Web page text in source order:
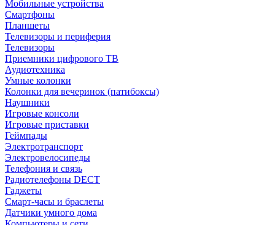
Мобильные устройства
Смартфоны
Планшеты
Телевизоры и периферия
Телевизоры
Приемники цифрового ТВ
Аудиотехника
Умные колонки
Колонки для вечеринок (патибоксы)
Наушники
Игровые консоли
Игровые приставки
Геймпады
Электротранспорт
Электровелосипеды
Телефония и связь
Радиотелефоны DECT
Гаджеты
Смарт-часы и браслеты
Датчики умного дома